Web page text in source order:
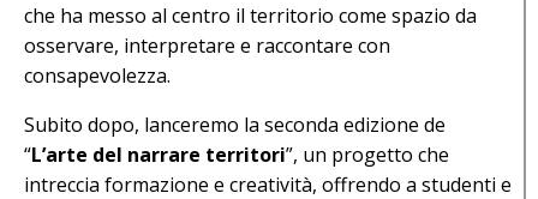
che ha messo al centro il territorio come spazio da
osservare, interpretare e raccontare con
consapevolezza.
Subito dopo, lanceremo la seconda edizione de
“L’arte del narrare territori”, un progetto che
intreccia formazione e creatività, offrendo a studenti e